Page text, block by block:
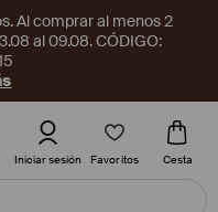
Al comprar al menos 2
al 09.08. CÓDIGO:
Iniciar sesión Favoritos Cesta